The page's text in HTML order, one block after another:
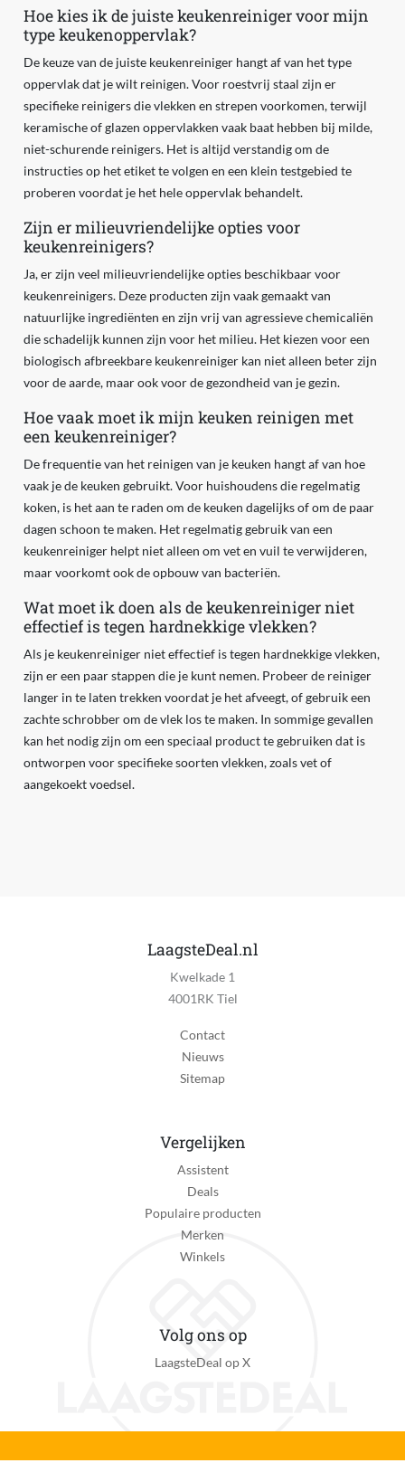
Hoe kies ik de juiste keukenreiniger voor mijn
type keukenoppervlak?
De keuze van de juiste keukenreiniger hangt af van het type
oppervlak dat je wilt reinigen. Voor roestvrij staal zijn er
specifieke reinigers die vlekken en strepen voorkomen, terwijl
keramische of glazen oppervlakken vaak baat hebben bij milde,
niet-schurende reinigers. Het is altijd verstandig om de
instructies op het etiket te volgen en een klein testgebied te
proberen voordat je het hele oppervlak behandelt.
Zijn er milieuvriendelijke opties voor
keukenreinigers?
Ja, er zijn veel milieuvriendelijke opties beschikbaar voor
keukenreinigers. Deze producten zijn vaak gemaakt van
natuurlijke ingrediënten en zijn vrij van agressieve chemicaliën
die schadelijk kunnen zijn voor het milieu. Het kiezen voor een
biologisch afbreekbare keukenreiniger kan niet alleen beter zijn
voor de aarde, maar ook voor de gezondheid van je gezin.
Hoe vaak moet ik mijn keuken reinigen met
een keukenreiniger?
De frequentie van het reinigen van je keuken hangt af van hoe
vaak je de keuken gebruikt. Voor huishoudens die regelmatig
koken, is het aan te raden om de keuken dagelijks of om de paar
dagen schoon te maken. Het regelmatig gebruik van een
keukenreiniger helpt niet alleen om vet en vuil te verwijderen,
maar voorkomt ook de opbouw van bacteriën.
Wat moet ik doen als de keukenreiniger niet
effectief is tegen hardnekkige vlekken?
Als je keukenreiniger niet effectief is tegen hardnekkige vlekken,
zijn er een paar stappen die je kunt nemen. Probeer de reiniger
langer in te laten trekken voordat je het afveegt, of gebruik een
zachte schrobber om de vlek los te maken. In sommige gevallen
kan het nodig zijn om een speciaal product te gebruiken dat is
ontworpen voor specifieke soorten vlekken, zoals vet of
aangekoekt voedsel.
LaagsteDeal.nl
Kwelkade 1
4001RK Tiel
Contact
Nieuws
Sitemap
Vergelijken
Assistent
Deals
Populaire producten
Merken
Winkels
Volg ons op
LaagsteDeal op X